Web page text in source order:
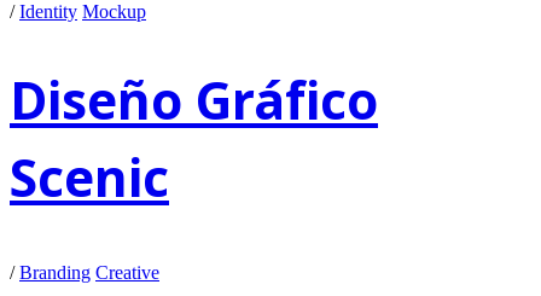
/Identity Mockup
Diseño Gráfico
Scenic
/Branding Creative